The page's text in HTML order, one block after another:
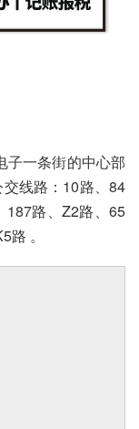
子一条街的中心部
线路：10路、84
187路、Z2路、65
。